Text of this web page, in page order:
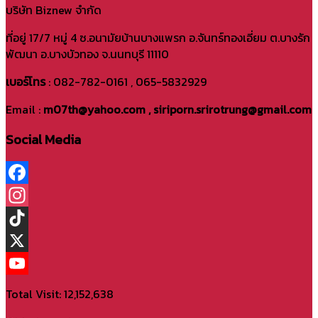
บริษัท Biznew จำกัด
ที่อยู่ 17/7 หมู่ 4 ซ.อนามัยบ้านบางแพรก อ.จันทร์ทองเอี่ยม ต.บางรัก
พัฒนา อ.บางบัวทอง จ.นนทบุรี 11110
เบอร์โทร: 082-782-0161 , 065-5832929
Email : m07th@yahoo.com , siriporn.srirotrung@gmail.com
Social Media
Facebook
Instagram
TikTok
X
Total Visit: 12,152,638